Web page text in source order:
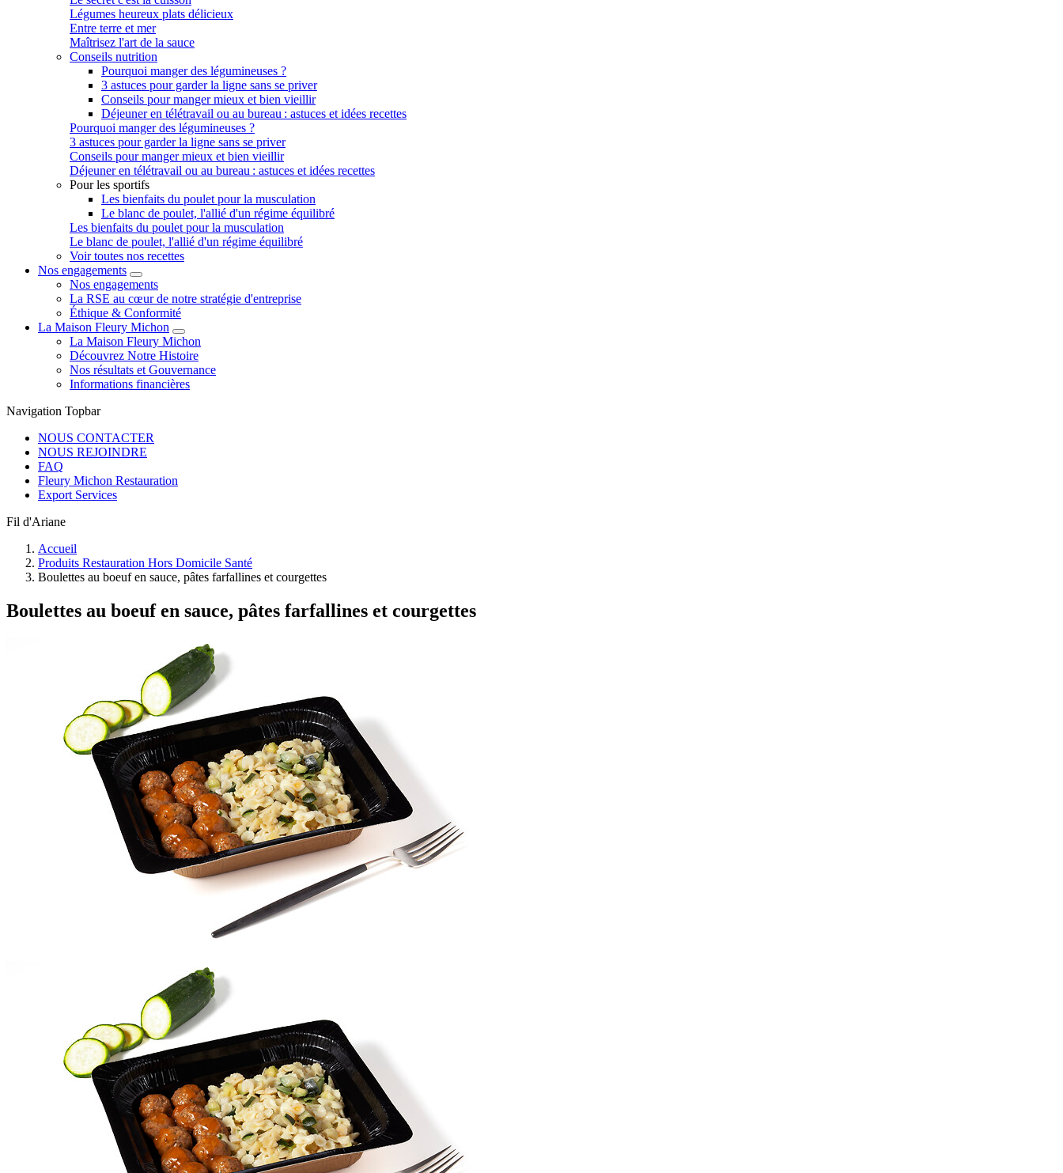
Légumes heureux plats délicieux
Entre terre et mer
Maîtrisez l'art de la sauce
Conseils nutrition
Pourquoi manger des légumineuses ?
3 astuces pour garder la ligne sans se priver
Conseils pour manger mieux et bien vieillir
Déjeuner en télétravail ou au bureau : astuces et idées recettes
Pourquoi manger des légumineuses ?
3 astuces pour garder la ligne sans se priver
Conseils pour manger mieux et bien vieillir
Déjeuner en télétravail ou au bureau : astuces et idées recettes
Pour les sportifs
Les bienfaits du poulet pour la musculation
Le blanc de poulet, l'allié d'un régime équilibré
Les bienfaits du poulet pour la musculation
Le blanc de poulet, l'allié d'un régime équilibré
Voir toutes nos recettes
Nos engagements
Nos engagements
La RSE au cœur de notre stratégie d'entreprise
Éthique & Conformité
La Maison Fleury Michon
La Maison Fleury Michon
Découvrez Notre Histoire
Nos résultats et Gouvernance
Informations financières
Navigation Topbar
NOUS CONTACTER
NOUS REJOINDRE
FAQ
Fleury Michon Restauration
Export Services
Fil d'Ariane
Accueil
Produits Restauration Hors Domicile Santé
Boulettes au boeuf en sauce, pâtes farfallines et courgettes
Boulettes au boeuf en sauce, pâtes farfallines et courgettes